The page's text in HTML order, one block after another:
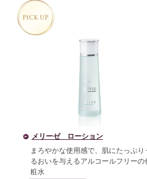
メリーゼ ローション
まろやかな使用感で、肌にたっぷり
るおいを与えるアルコールフリーの
粧水